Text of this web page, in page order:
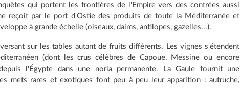
qui portent les frontières de l'Empire vers des contrées aussi
reçoit par le port d'Ostie des produits de toute la Méditerranée et
à grande échelle (oiseaux, daims, antilopes, gazelles...).
sur les tables autant de fruits différents. Les vignes s'étendent
(dont les crus célèbres de Capoue, Messine ou encore
l'Égypte dans une noria permanente. La Gaule fournit une
mets rares et exotiques font peu à peu leur apparition : autruche,